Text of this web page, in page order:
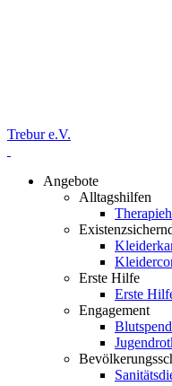
Trebur e.V.
Angebote
Alltagshilfen
Erste Hilfe
Erste
Engagement